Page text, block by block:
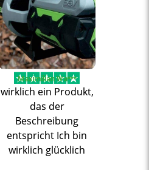
Maximilian Wa***
wirklich ein Produkt,
das der
Beschreibung
entspricht Ich bin
wirklich glücklich